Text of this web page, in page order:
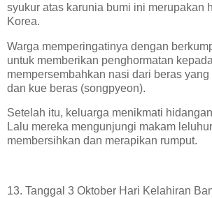
syukur atas karunia bumi ini merupakan
Korea.
Warga memperingatinya dengan
untuk memberikan penghormatan
mempersembahkan nasi dari beras
dan kue beras (songpyeon).
Setelah itu, keluarga menikmati
Lalu mereka mengunjungi makam
membersihkan dan merapikan rumput.
13. Tanggal 3 Oktober Hari Kelahiran